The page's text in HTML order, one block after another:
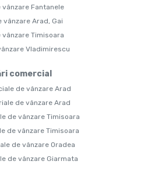
vânzare Fantanele
vânzare Arad, Gai
vânzare Timisoara
Vladimirescu
comercial
de vânzare Arad
de vânzare Arad
de vânzare Timisoara
de vânzare Timisoara
de vânzare Oradea
de vânzare Giarmata